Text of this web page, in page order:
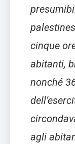
cinque
abitanti,
nonché
agli